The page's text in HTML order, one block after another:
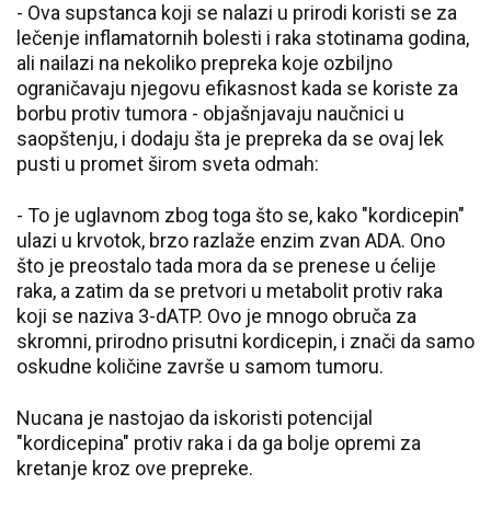
- Ova supstanca koji se nalazi u prirodi koristi se za
lečenje inflamatornih bolesti i raka stotinama godina,
ali nailazi na nekoliko prepreka koje ozbiljno
ograničavaju njegovu efikasnost kada se koriste za
borbu protiv tumora - objašnjavaju naučnici u
saopštenju, i dodaju šta je prepreka da se ovaj lek
pusti u promet širom sveta odmah:
- To je uglavnom zbog toga što se, kako "kordicepin"
ulazi u krvotok, brzo razlaže enzim zvan ADA. Ono
što je preostalo tada mora da se prenese u ćelije
raka, a zatim da se pretvori u metabolit protiv raka
koji se naziva 3-dATP. Ovo je mnogo obruča za
skromni, prirodno prisutni kordicepin, i znači da samo
oskudne količine završe u samom tumoru.
Nucana je nastojao da iskoristi potencijal
"kordicepina" protiv raka i da ga bolje opremi za
kretanje kroz ove prepreke.